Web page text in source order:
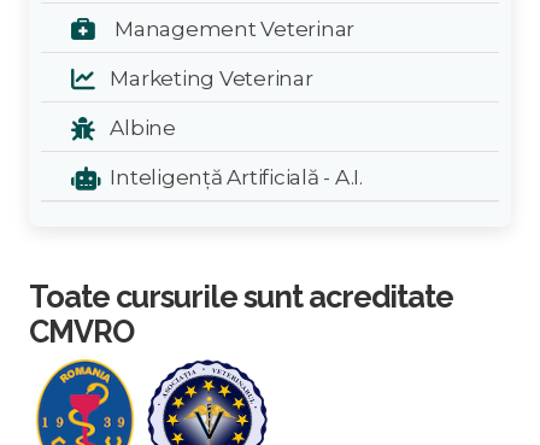
Management Veterinar
Marketing Veterinar
Albine
Inteligență Artificială - A.I.
Toate cursurile sunt acreditate
CMVRO